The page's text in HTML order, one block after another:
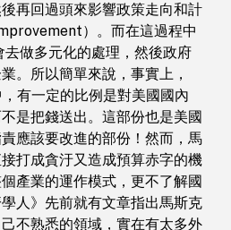
再回過頭來影響政策走向和計
）。而在這過程中
做多元化的處理，然後政府
。所以簡單來說，事實上，
有一定的比例是對美國國內
是把錢送出。這部份也是美國
應該要改進的部份！然而，馬
打成貪汙又造成預算赤字的機
產業的運作模式，更不了解國
人》先前就有文章指出馬斯克
不熟悉的領域，實在有太多外